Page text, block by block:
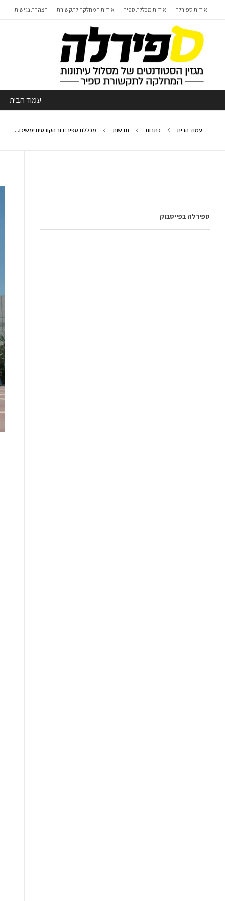
אודות ספירלה אודות מכללת ספיר אודות המחלקה לתקשורת הצהרת נגישות
עמוד הבית
עמוד הבית כתבות חדשות מכללת ספיר: רוב הקורסים ימשיכו...
ספירלה בפייסבוק